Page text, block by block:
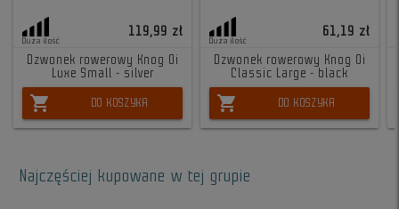
Duża ilość
119,99 zł
Dzwonek rowerowy Knog Oi
Luxe Small - silver
shopping_cart DO KOSZYKA
Duża ilość
61,19 zł
Dzwonek rowerowy Knog Oi
Classic Large - black
shopping_cart DO KOSZYKA
Najczęściej kupowane w tej grupie